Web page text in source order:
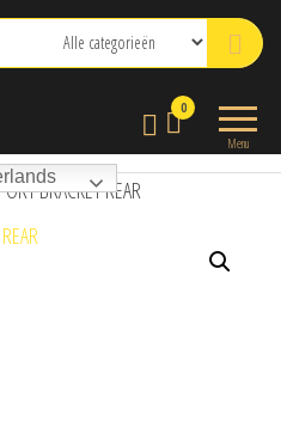
Menu
0
BRACKET REAR